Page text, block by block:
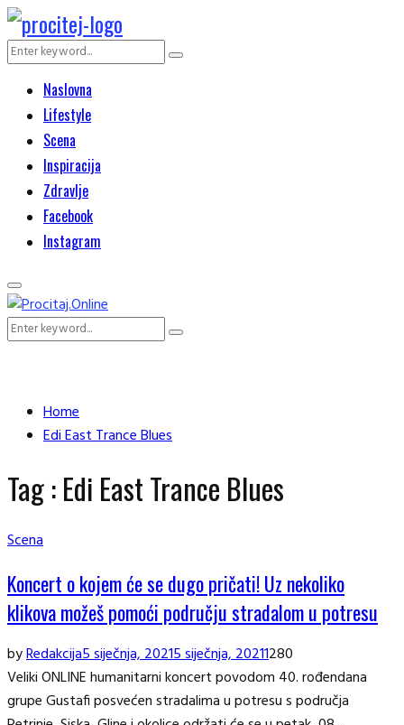
Search
Search
Naslovna
Lifestyle
Scena
Inspiracija
Zdravlje
Facebook
Instagram
Primary
Menu
Search
Search
Home
Edi East Trance Blues
Tag : Edi East Trance Blues
Scena
Koncert o kojem će se dugo pričati! Uz nekoliko
klikova možeš pomoći području stradalom u potresu
byRedakcija5 siječnja, 20215 siječnja, 20211280
Veliki ONLINE humanitarni koncert povodom 40. rođendana
grupe Gustafi posvećen stradalima u potresu s područja